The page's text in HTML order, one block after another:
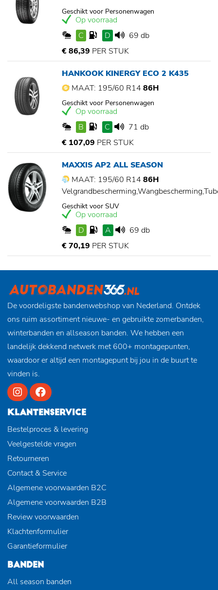
Geschikt voor Personenwagen
Op voorraad
C
D
69 db
€ 86,39 PER STUK
HANKOOK KINERGY ECO 2 K435
MAAT: 195/60 R14 86H
Geschikt voor Personenwagen
Op voorraad
B
C
71 db
€ 107,09 PER STUK
MAXXIS AP2 ALL SEASON
MAAT: 195/60 R14 86H
Geschikt voor SUV
Op voorraad
D
A
69 db
€ 70,19 PER STUK
De voordeligste bandenwebshop van Nederland. Ontdek
ons ruim assortiment nieuwe- en gebruikte zomerbanden,
winterbanden en allseason banden. We hebben een
landelijk dekkend netwerk met 600+ montagepunten,
waardoor er altijd een montagepunt bij jou in de buurt te
vinden is.
KLANTENSERVICE
Bestelproces & levering
Veelgestelde vragen
Retourneren
Contact & Service
Algemene voorwaarden B2C
Algemene voorwaarden B2B
Review voorwaarden
Klachtenformulier
Garantieformulier
BANDEN
All season banden